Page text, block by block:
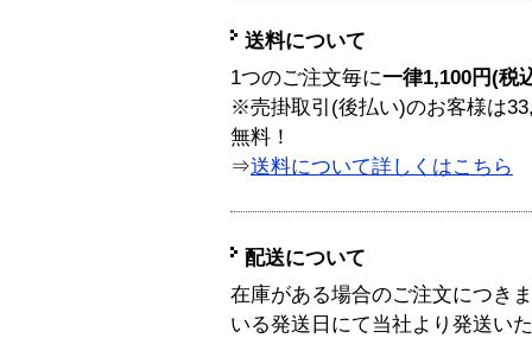
送料について
1つのご注文毎に一律1,100円(税
※売掛取引(後払い)のお客様は
無料！
⇒送料について詳しくはこちら
配送について
在庫がある場合のご注文につき
いる発送日にて当社より発送い